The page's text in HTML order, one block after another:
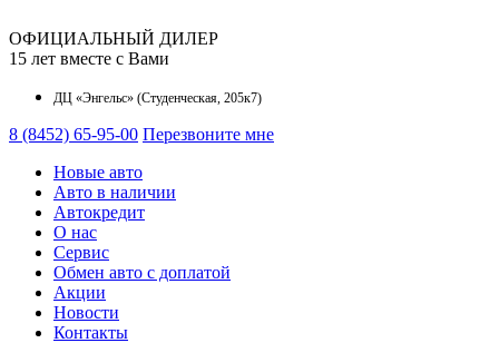
ОФИЦИАЛЬНЫЙ ДИЛЕР
15 лет вместе с Вами
ДЦ «Энгельс» (Студенческая, 205к7)
8 (8452) 65-95-00 Перезвоните мне
Новые авто
Авто в наличии
Автокредит
О наc
Сервис
Обмен авто с доплатой
Акции
Новости
Контакты